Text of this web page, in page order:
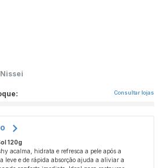
Nissei
Consultar lojas
120g
acalma, hidrata e refresca a pele após a
leve e de rápida absorção ajuda a aliviar a